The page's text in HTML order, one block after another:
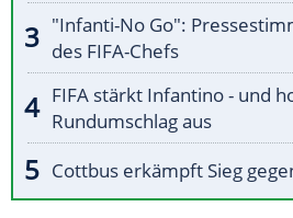
"Infanti-No Go":
des FIFA-Chefs
FIFA stärkt Infantino - und
Rundumschlag aus
Cottbus erkämpft Sieg